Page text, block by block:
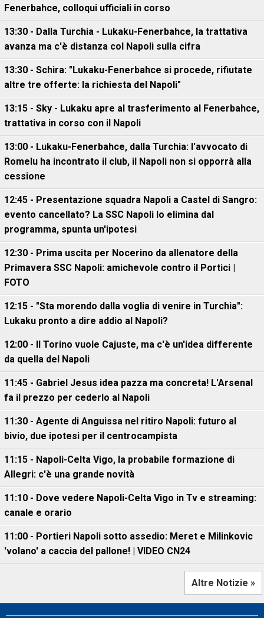
Fenerbahce, colloqui ufficiali in corso
13:30 - Dalla Turchia - Lukaku-Fenerbahce, la trattativa
avanza ma c'è distanza col Napoli sulla cifra
13:30 - Schira: "Lukaku-Fenerbahce si procede, rifiutate
altre tre offerte: la richiesta del Napoli"
13:15 - Sky - Lukaku apre al trasferimento al Fenerbahce,
trattativa in corso con il Napoli
13:00 - Lukaku-Fenerbahce, dalla Turchia: l'avvocato di
Romelu ha incontrato il club, il Napoli non si opporrà alla
cessione
12:45 - Presentazione squadra Napoli a Castel di Sangro:
evento cancellato? La SSC Napoli lo elimina dal
programma, spunta un'ipotesi
12:30 - Prima uscita per Nocerino da allenatore della
Primavera SSC Napoli: amichevole contro il Portici |
FOTO
12:15 - "Sta morendo dalla voglia di venire in Turchia":
Lukaku pronto a dire addio al Napoli?
12:00 - Il Torino vuole Cajuste, ma c'è un'idea differente
da quella del Napoli
11:45 - Gabriel Jesus idea pazza ma concreta! L'Arsenal
fa il prezzo per cederlo al Napoli
11:30 - Agente di Anguissa nel ritiro Napoli: futuro al
bivio, due ipotesi per il centrocampista
11:15 - Napoli-Celta Vigo, la probabile formazione di
Allegri: c'è una grande novità
11:10 - Dove vedere Napoli-Celta Vigo in Tv e streaming:
canale e orario
11:00 - Portieri Napoli sotto assedio: Meret e Milinkovic
'volano' a caccia del pallone! | VIDEO CN24
Altre Notizie »